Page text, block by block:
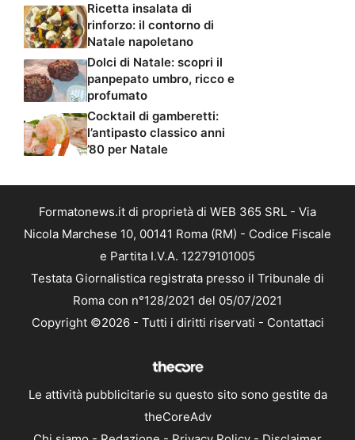
Ricetta insalata di
rinforzo: il contorno di
Natale napoletano
Dolci di Natale: scopri il
panpepato umbro, ricco e
profumato
Cocktail di gamberetti:
l’antipasto classico anni
’80 per Natale
Formatonews.it di proprietà di WEB 365 SRL - Via
Nicola Marchese 10, 00141 Roma (RM) - Codice Fiscale
e Partita I.V.A. 12279101005
Testata Giornalistica registrata presso il Tribunale di
Roma con n°128/2021 del 05/07/2021
Copyright ©2026 - Tutti i diritti riservati - Contattaci
Le attività pubblicitarie su questo sito sono gestite da
theCoreAdv